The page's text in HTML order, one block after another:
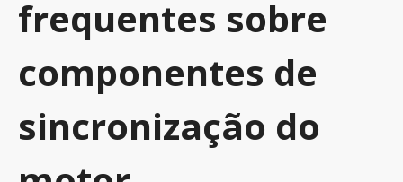
frequentes sobre
componentes de
sincronização do